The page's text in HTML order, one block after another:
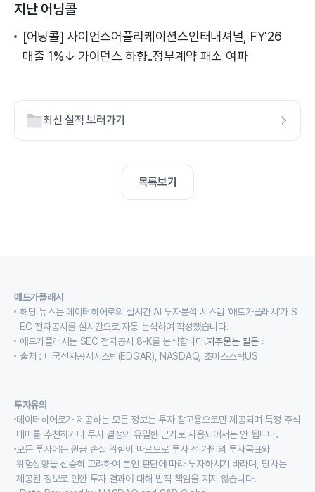
지난 어닝콜
[어닝콜] 사이언스어플리케이션스인터내셔널, FY'26
매출 1%↓ 가이던스 하향..정부계약 패소 여파
최신 실적 보러가기
목록보기
애드가플래시
해당 뉴스는 데이터히어로의 실시간 AI 투자분석 시스템 ‘애드가플래시’가 S
EC 전자공시를 실시간으로 자동 분석하여 작성했습니다.
애드가플래시는 SEC 전자공시 8-K를 분석합니다.자주묻는 질문
출처 : 미국전자공시시스템(EDGAR), NASDAQ, 초이스스탁US
투자유의
데이터히어로가 제공하는 모든 정보는 투자 참고용으로만 제공되며 특정 주식
매매를 추천하거나 투자 결정의 유일한 근거로 사용되어서는 안 됩니다.
모든 투자에는 원금 손실 위험이 따르므로 투자 전 개인의 투자목표와
위험성향을 신중히 고려하여 본인 판단에 따라 투자하시기 바라며, 당사는
제공된 정보로 인한 투자 결과에 대해 법적 책임을 지지 않습니다.